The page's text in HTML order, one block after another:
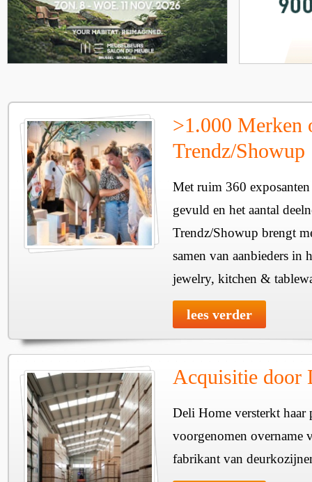
>1.000 Merken
Trendz/Showup
Met ruim 360
gevuld en het aantal
Trendz/Showup brengt
samen van aanbieders in
jewelry, kitchen &
lees verder
Acquisitie door
Deli Home versterkt haar
voorgenomen overname
fabrikant van